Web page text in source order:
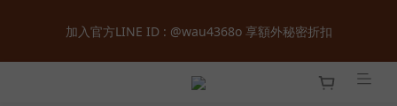
００  購物金 ‧ 累積會員等級最高享正價  ８  折起
加入官方LINE ID : @wau4368o 享額外秘密折扣
全館購物滿  ＄１８００  即享免運 ‧ 首次加入會員立即獲得  ＄１